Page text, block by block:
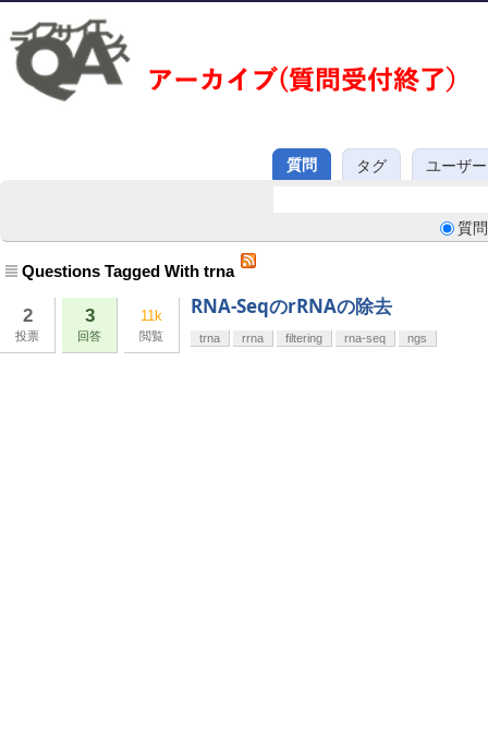
質問 タグ ユーザー
質問
Questions Tagged With trna
2
投票
3
回答
11k
閲覧
RNA-SeqのrRNAの除去
trna rrna filtering rna-seq ngs